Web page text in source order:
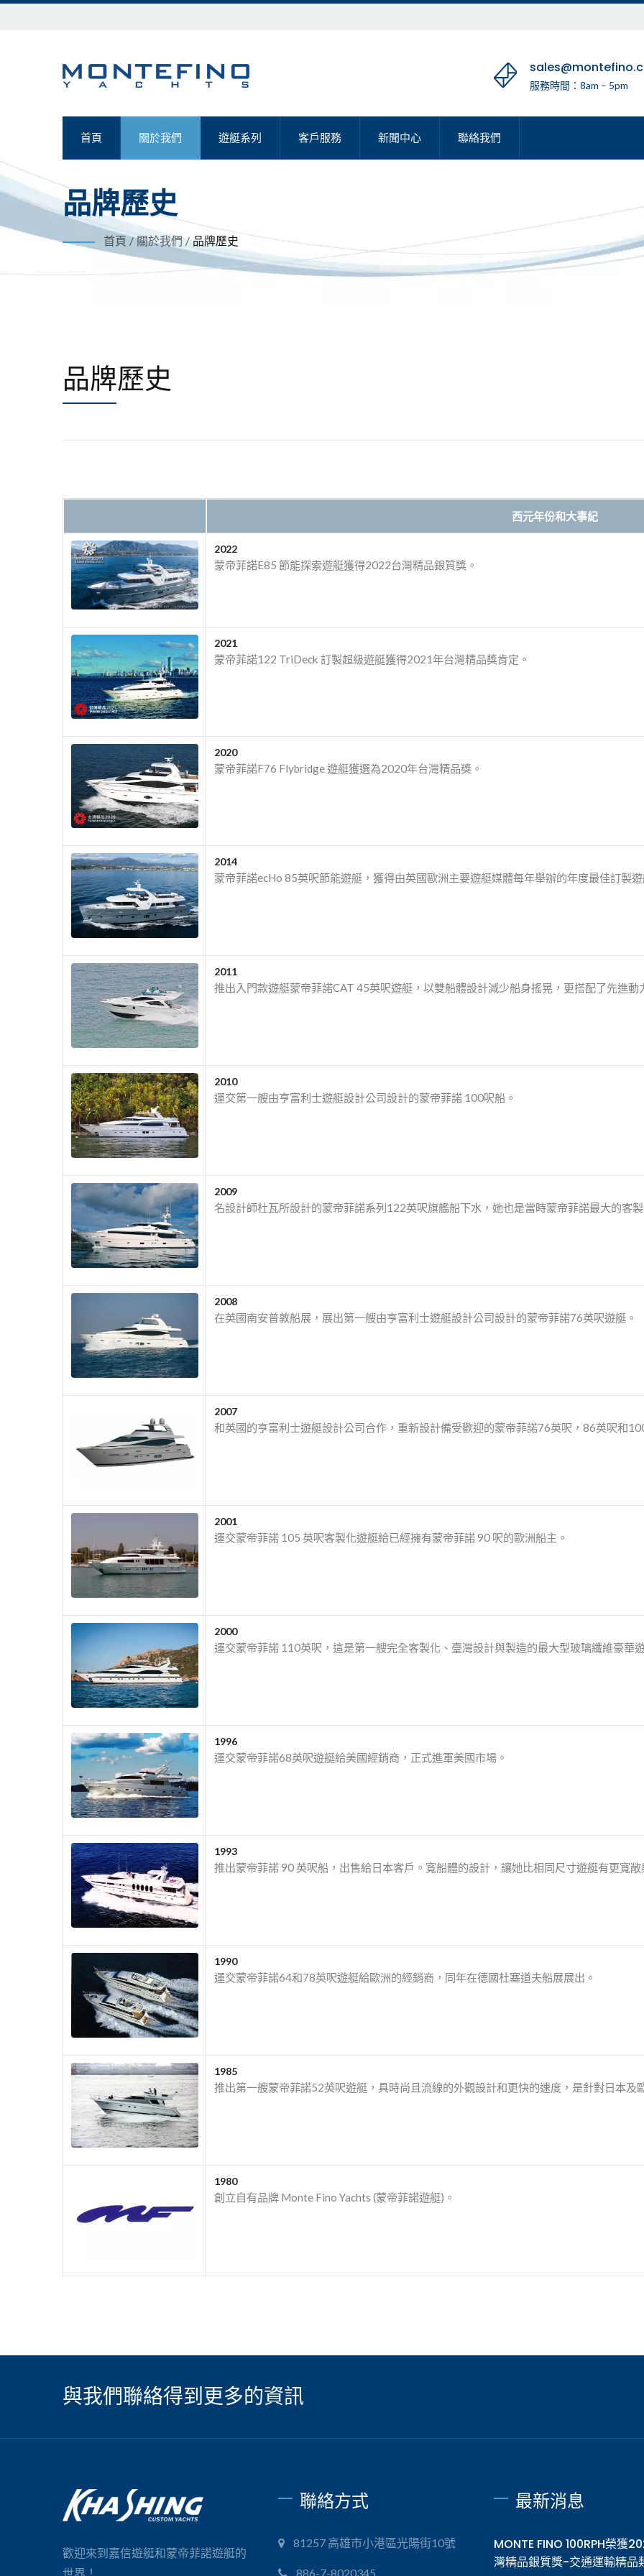
服務時間：8am – 5pm
首頁 關於我們 遊艇系列 客戶服務 新聞中心 聯絡我們
品牌歷史
首頁 / 關於我們 / 品牌歷史
品牌歷史
西元年份和大事紀
2022
蒙帝菲諾E85 節能探索遊艇獲得2022台灣精品銀質獎。
2021
蒙帝菲諾122 TriDeck 訂製超級遊艇獲得2021年台灣精品獎肯定。
2020
蒙帝菲諾F76 Flybridge 遊艇獲選為2020年台灣精品獎。
2014
蒙帝菲諾ecHo 85英呎節能遊艇，獲得由英國歐洲主要遊艇媒體每年舉辦的年度最佳訂製遊
2011
推出入門款遊艇蒙帝菲諾CAT 45英呎遊艇，以雙船體設計減少船身搖晃，更搭配了先進動
2010
運交第一艘由亨富利士遊艇設計公司設計的蒙帝菲諾 100呎船。
2009
名設計師杜瓦所設計的蒙帝菲諾系列122英呎旗艦船下水，她也是當時蒙帝菲諾最大的客
2008
在英國南安普敦船展，展出第一艘由亨富利士遊艇設計公司設計的蒙帝菲諾76英呎遊艇。
2007
和英國的亨富利士遊艇設計公司合作，重新設計備受歡迎的蒙帝菲諾76英呎，86英呎和
2001
運交蒙帝菲諾 105 英呎客製化遊艇給已經擁有蒙帝菲諾 90 呎的歐洲船主。
2000
運交蒙帝菲諾 110英呎，這是第一艘完全客製化、臺灣設計與製造的最大型玻璃纖維豪華
1996
運交蒙帝菲諾68英呎遊艇給美國經銷商，正式進軍美國市場。
1993
推出蒙帝菲諾 90 英呎船，出售給日本客戶。寬船體的設計，讓她比相同尺寸遊艇有更寬敞
1990
運交蒙帝菲諾64和78英呎遊艇給歐洲的經銷商，同年在德國杜塞道夫船展展出。
1985
推出第一艘蒙帝菲諾52英呎遊艇，具時尚且流線的外觀設計和更快的速度，是針對日本及
1980
創立自有品牌 Monte Fino Yachts (蒙帝菲諾遊艇)。
與我們聯絡得到更多的資訊
歡迎來到嘉信遊艇和蒙帝菲諾遊艇的
世界！
聯絡方式
81257 高雄市小港區光陽街10號
886-7-8020345
最新消息
MONTE FINO 100RPH榮獲
灣精品銀質獎-交通運輸精品